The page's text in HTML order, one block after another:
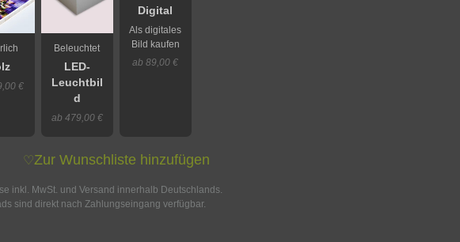
€
Beleuchtet
LED-
Leuchtbil
d
ab 479,00 €
Digital
Als digitales
Bild kaufen
ab 89,00 €
♡Zur Wunschliste hinzufügen
inkl. MwSt. und Versand innerhalb Deutschlands.
sind direkt nach Zahlungseingang verfügbar.